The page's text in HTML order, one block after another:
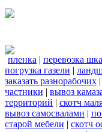
пленка | перевозка
погрузка газели |
заказать разнорабочих |
частники | вывоз
территорий | скотч
вывоз самосвалами |
старой мебели | скотч